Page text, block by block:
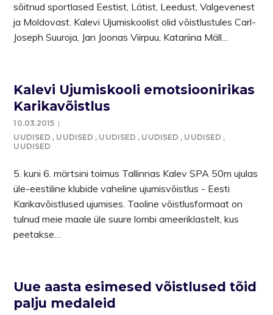
sõitnud sportlased Eestist, Lätist, Leedust, Valgevenest
ja Moldovast. Kalevi Ujumiskoolist olid võistlustules Carl-
Joseph Suuroja, Jan Joonas Viirpuu, Katariina Mäll…
Kalevi Ujumiskooli emotsioonirikas
Karikavõistlus
10.03.2015
UUDISED , UUDISED , UUDISED , UUDISED , UUDISED ,
UUDISED
5. kuni 6. märtsini toimus Tallinnas Kalev SPA 50m ujulas
üle-eestiline klubide vaheline ujumisvõistlus - Eesti
Karikavõistlused ujumises. Taoline võistlusformaat on
tulnud meie maale üle suure lombi ameeriklastelt, kus
peetakse…
Uue aasta esimesed võistlused tõid
palju medaleid